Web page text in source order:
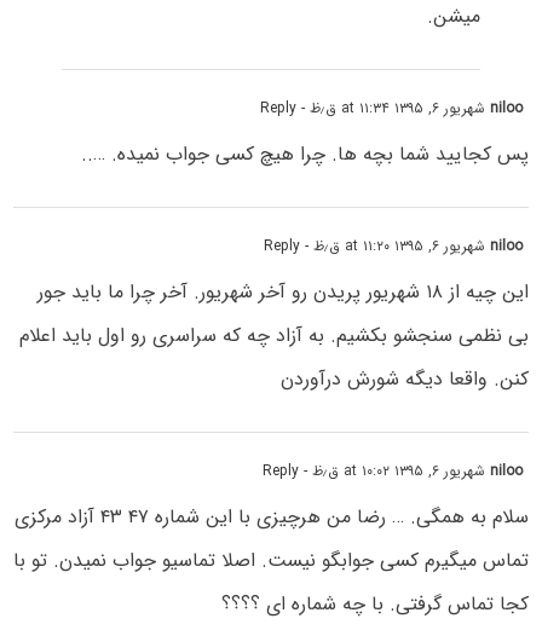
میشن.
nilooشهریور ۶, ۱۳۹۵ at ۱۱:۳۴ ق٫ظ - Reply
پس کجایید شما بچه ها. چرا هیچ کسی جواب نمیده. …..
nilooشهریور ۶, ۱۳۹۵ at ۱۱:۲۰ ق٫ظ - Reply
این چیه از ۱۸ شهریور پریدن رو آخر شهریور. آخر چرا ما باید جور
بی نظمی سنجشو بکشیم. به آزاد چه که سراسری رو اول باید اعلام
کنن. واقعا دیگه شورش درآوردن
nilooشهریور ۶, ۱۳۹۵ at ۱۰:۰۲ ق٫ظ - Reply
سلام به همگی. … رضا من هرچیزی با این شماره ۴۷ ۴۳ آزاد مرکزی
تماس میگیرم کسی جوابگو نیست. اصلا تماسیو جواب نمیدن. تو با
کجا تماس گرفتی. با چه شماره ای ؟؟؟؟